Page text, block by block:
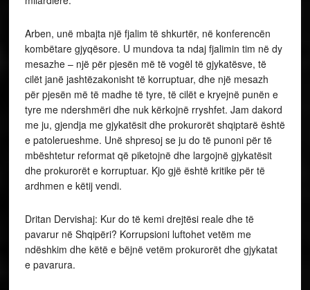
Arben, unë mbajta një fjalim të shkurtër, në konferencën
kombëtare gjyqësore. U mundova ta ndaj fjalimin tim në dy
mesazhe – një për pjesën më të vogël të gjykatësve, të
cilët janë jashtëzakonisht të korruptuar, dhe një mesazh
për pjesën më të madhe të tyre, të cilët e kryejnë punën e
tyre me ndershmëri dhe nuk kërkojnë rryshfet. Jam dakord
me ju, gjendja me gjykatësit dhe prokurorët shqiptarë është
e patolerueshme. Unë shpresoj se ju do të punoni për të
mbështetur reformat që piketojnë dhe largojnë gjykatësit
dhe prokurorët e korruptuar. Kjo gjë është kritike për të
ardhmen e këtij vendi.
Dritan Dervishaj: Kur do të kemi drejtësi reale dhe të
pavarur në Shqipëri? Korrupsioni luftohet vetëm me
ndëshkim dhe këtë e bëjnë vetëm prokurorët dhe gjykatat
e pavarura.